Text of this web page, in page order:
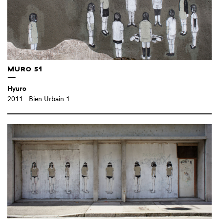
MARDI NOIR (FR) (3)
MARGAUX GRAPPE (FR) (1)
MARIANNE VILLIÈRE (FR)
(6)
MARINE DERU (FR) (2)
MARION CHOMBART DE LAUWE (FR) (1)
MARION GODARD (FR)
MARTHA ROSLER (US)
MATHIEU TREMBLIN (FR)
(12)
MOHAMED L'GHACHAM (MA) (1)
MOMO (US)
(5)
MONEYLESS (IT)
(4)
MUJO ATELIER (FR)
(10)
MYR MURATET (FR) (1)
MZM PROJECTS
MURO 51
Hyuro
2011 - Bien Urbain 1